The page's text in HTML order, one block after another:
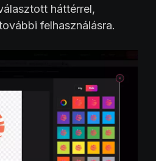
háttérrel,
felhasználásra.